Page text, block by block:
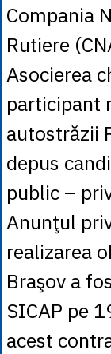
Compania
Rutiere
Asocierea
participant
autostrăzii
depus
public –
Anunţul
realizarea
Braşov a
SICAP pe
acest